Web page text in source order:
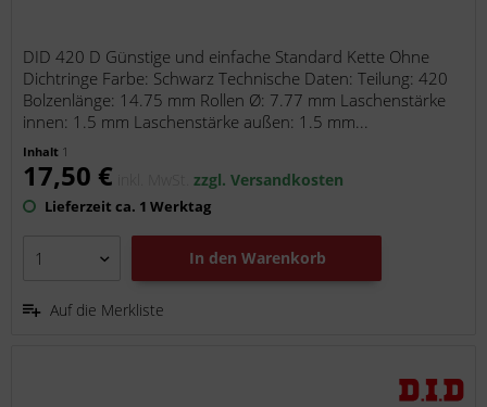
DID 420 D Günstige und einfache Standard Kette Ohne
Dichtringe Farbe: Schwarz Technische Daten: Teilung: 420
Bolzenlänge: 14.75 mm Rollen Ø: 7.77 mm Laschenstärke
innen: 1.5 mm Laschenstärke außen: 1.5 mm...
Inhalt 1
17,50 € inkl. MwSt.zzgl. Versandkosten
Lieferzeit ca. 1 Werktag
In den Warenkorb
Auf die Merkliste